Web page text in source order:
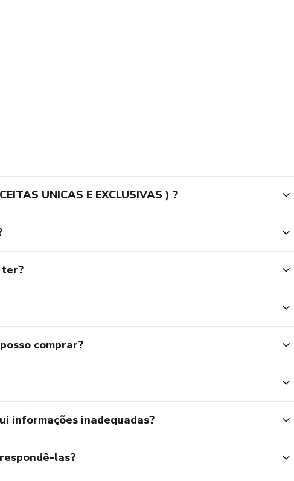
UNICAS E EXCLUSIVAS ) ?
ter?
comprar?
informações inadequadas?
las?